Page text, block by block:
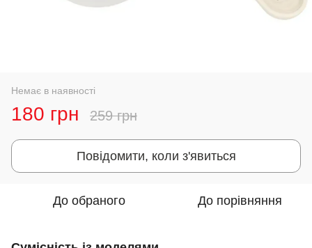
Немає в наявності
180 грн 259 грн
Повідомити, коли з'явиться
До обраного До порівняння